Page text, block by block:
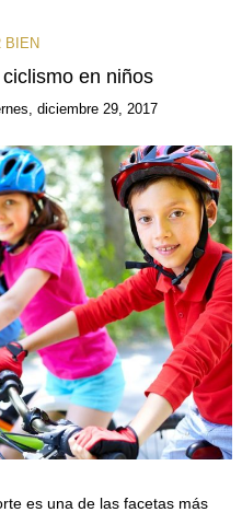
BIEN
en niños
diciembre 29, 2017
es una de las facetas más